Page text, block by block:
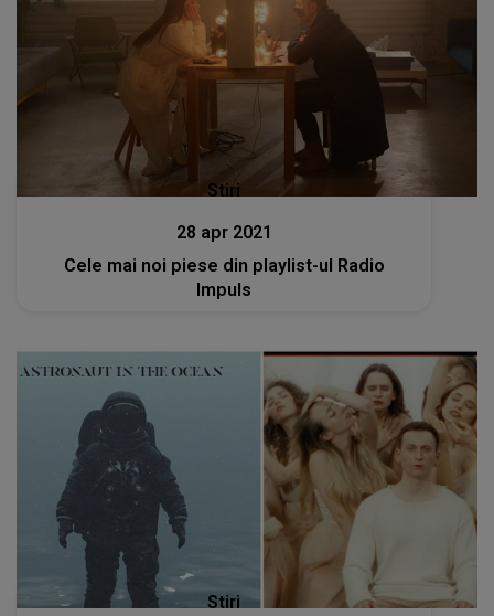
Stiri
28 apr 2021
Cele mai noi piese din playlist-ul Radio
Impuls
Stiri